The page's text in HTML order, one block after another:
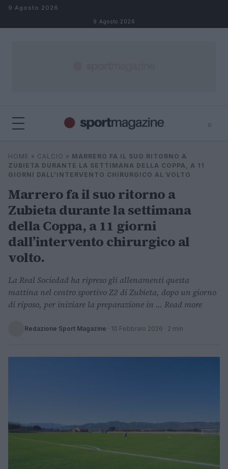
Salta al contenuto
9 Agosto 2026
9 Agosto 2026
⌕
Cerca
HOME » CALCIO » MARRERO FA IL SUO RITORNO A
ZUBIETA DURANTE LA SETTIMANA DELLA COPPA, A 11
GIORNI DALL’INTERVENTO CHIRURGICO AL VOLTO
Marrero fa il suo ritorno a
Zubieta durante la settimana
della Coppa, a 11 giorni
dall’intervento chirurgico al
volto.
La Real Sociedad ha ripreso gli allenamenti questa
mattina nel centro sportivo Z2 di Zubieta, dopo un giorno
di riposo, per iniziare la preparazione in ... Read more
Redazione Sport Magazine · 10 Febbraio 2026 · 2 min